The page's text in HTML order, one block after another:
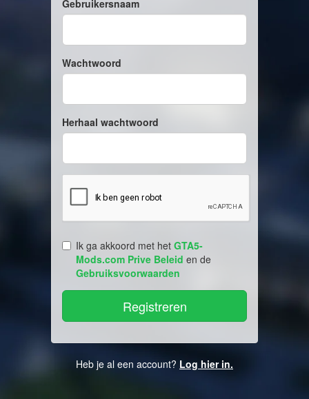
Gebruikersnaam
Wachtwoord
Herhaal wachtwoord
Ik ga akkoord met het GTA5-
Mods.com Prive Beleid en de
Gebruiksvoorwaarden
Heb je al een account? Log hier in.